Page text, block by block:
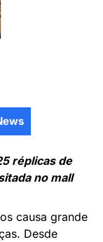
réplicas de
no mall
causa grande
Desde